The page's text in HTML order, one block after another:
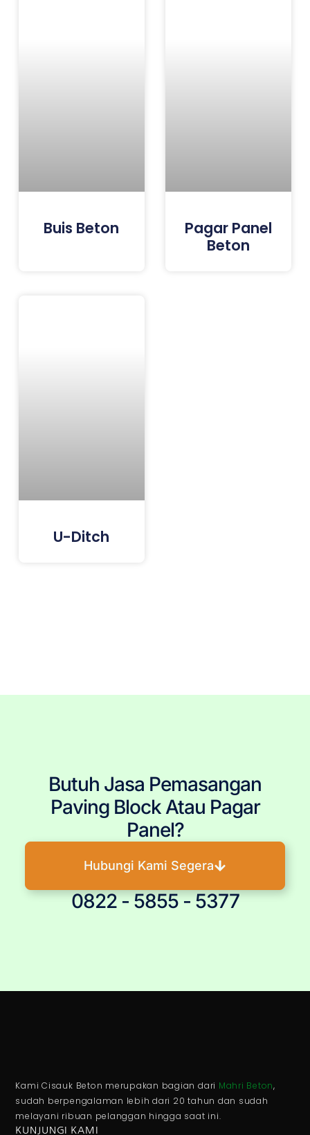
Buis Beton
Pagar Panel
Beton
U-Ditch
Butuh Jasa Pemasangan
Paving Block Atau Pagar
Panel?
Hubungi Kami Segera
0822 - 5855 - 5377
Kami Cisauk Beton merupakan bagian dari Mahri Beton,
sudah berpengalaman lebih dari 20 tahun dan sudah
melayani ribuan pelanggan hingga saat ini.
KUNJUNGI KAMI